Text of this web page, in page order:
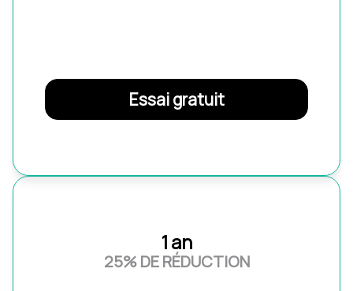
Essai gratuit
1 an
25% DE RÉDUCTION